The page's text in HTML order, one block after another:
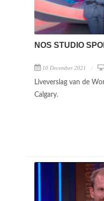
NOS STUDIO
10 December 2021
Liveverslag van de
Calgary.